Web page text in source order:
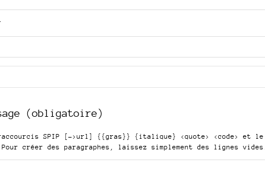
(obligatoire)
SPIP [->url] {{gras}} {italique} <quote> <code>
et le
Pour créer des paragraphes, laissez simplement des lignes vides.